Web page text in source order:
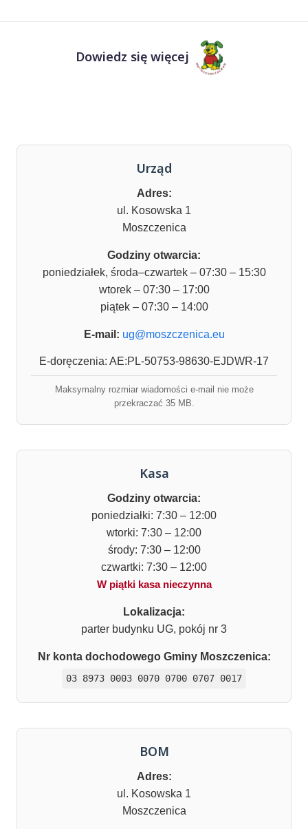
Dowiedz się więcej
Urząd
Adres:
ul. Kosowska 1
Moszczenica
Godziny otwarcia:
poniedziałek, środa–czwartek – 07:30 – 15:30
wtorek – 07:30 – 17:00
piątek – 07:30 – 14:00
E-mail: ug@moszczenica.eu
E-doręczenia: AE:PL-50753-98630-EJDWR-17
Maksymalny rozmiar wiadomości e-mail nie może
przekraczać 35 MB.
Kasa
Godziny otwarcia:
poniedziałki: 7:30 – 12:00
wtorki: 7:30 – 12:00
środy: 7:30 – 12:00
czwartki: 7:30 – 12:00
W piątki kasa nieczynna
Lokalizacja:
parter budynku UG, pokój nr 3
Nr konta dochodowego Gminy Moszczenica:
03 8973 0003 0070 0700 0707 0017
BOM
Adres:
ul. Kosowska 1
Moszczenica